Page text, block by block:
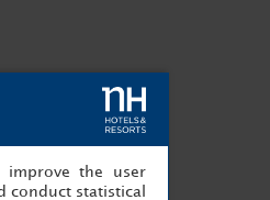
the user
conduct statistical